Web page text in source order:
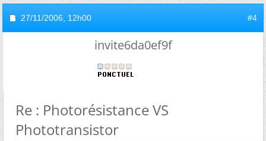
27/11/2006, 12h00 #4
invite6da0ef9f
Re : Photorésistance VS
Phototransistor